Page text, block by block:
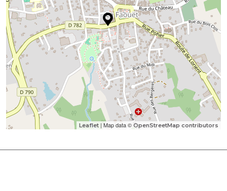
Leaflet | Map data © OpenStreetMap contributors